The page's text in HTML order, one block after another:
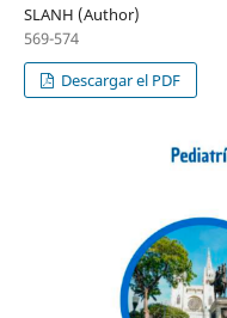
SLANH (Author)
569-574
Descargar el PDF